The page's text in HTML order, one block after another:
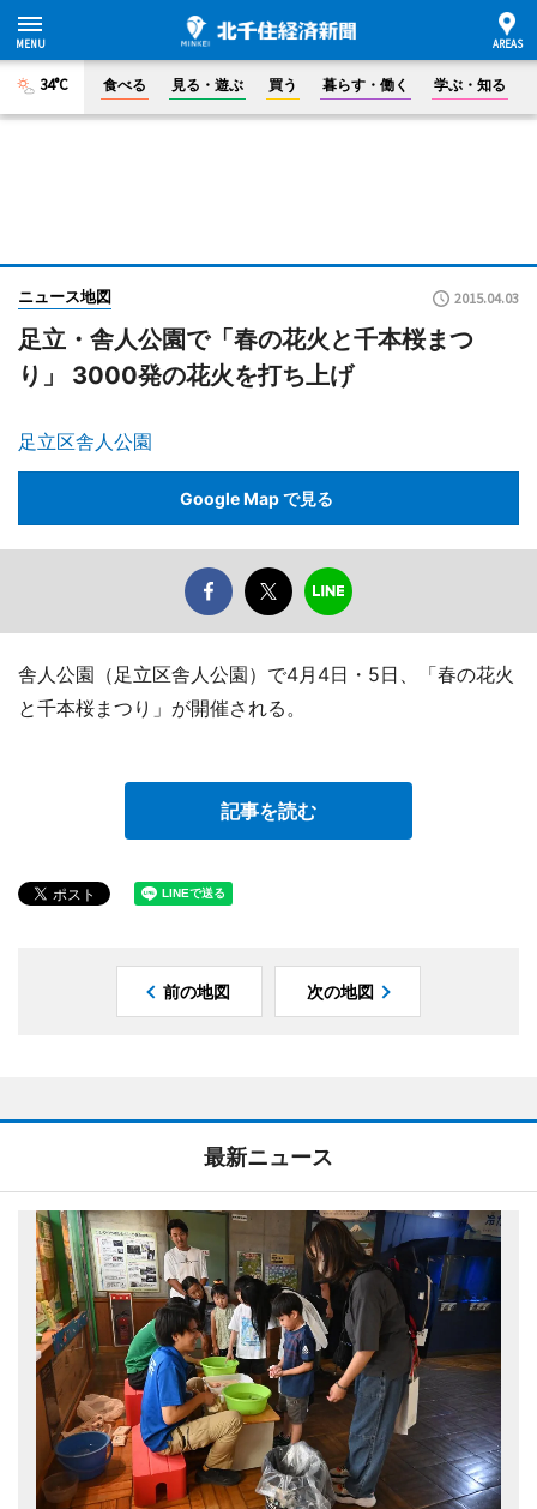
34°C 食べる 見る・遊ぶ 買う 暮らす・働く 学ぶ・知る
ニュース地図 2015.04.03
足立・舎人公園で「春の花火と千本桜まつ
り」 3000発の花火を打ち上げ
足立区舎人公園
Google Map で見る
舎人公園（足立区舎人公園）で4月4日・5日、「春の花火
と千本桜まつり」が開催される。
記事を読む
前の地図 次の地図
最新ニュース